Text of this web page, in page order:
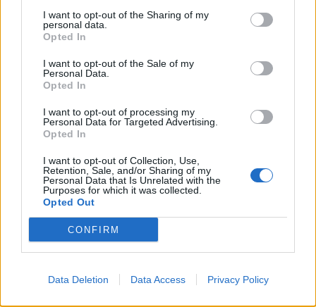
I want to opt-out of the Sharing of my
personal data.
Opted In
I want to opt-out of the Sale of my
Personal Data.
Opted In
I want to opt-out of processing my
Personal Data for Targeted Advertising.
Opted In
I want to opt-out of Collection, Use,
Retention, Sale, and/or Sharing of my
Personal Data that Is Unrelated with the
Purposes for which it was collected.
Opted Out
CONFIRM
Data Deletion Data Access Privacy Policy
Επιστήμη- Υγεία: Οι οικονομικές δυσκολίες
επιταχύνουν τη γνωστικ…
Υγεία: Ο θόρυβος των δρόμων αυξάνει τον
21 Ιουλίου 2026, 10:18